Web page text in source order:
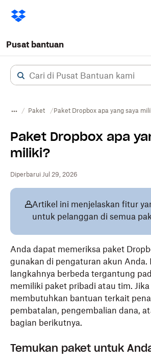
Pusat bantuan
Paket Paket Dropbox apa yang saya
Paket Dropbox apa
miliki?
Diperbarui Jul 29, 2026
Artikel ini menjelaskan fitur
untuk pelanggan di semua
Anda dapat memeriksa paket
gunakan di pengaturan akun Anda.
langkahnya berbeda tergantung
memiliki paket pribadi atau tim.
membutuhkan bantuan terkait
pembatalan, pengembalian dana,
bagian berikutnya.
Temukan paket untuk